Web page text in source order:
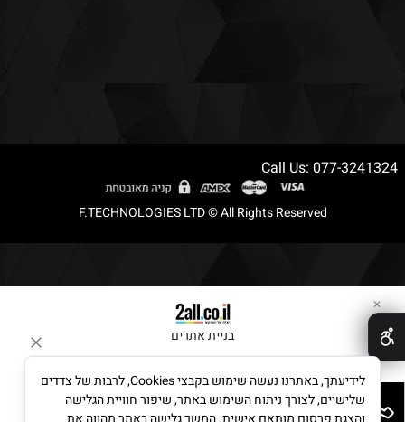
Call Us: 077-3241324
F.TECHNOLOGIES LTD © All Rights Reserved
בניית אתרים
✕
לידיעתך, באתרנו נעשה שימוש בקבצי Cookies, לרבות של צדדים
שלישיים, לצורך ניתוח השימוש באתר, שיפור חוויית הגלישה